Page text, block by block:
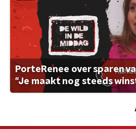
PorteRenee over sparen
"Je maakt nog steeds